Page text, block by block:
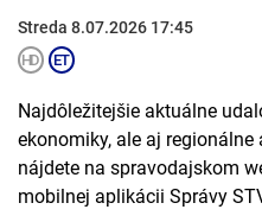
Streda 8.07.2026 17:45
Najdôležitejšie aktuálne
ekonomiky, ale aj
nájdete na spravodajskom
mobilnej aplikácii Správy